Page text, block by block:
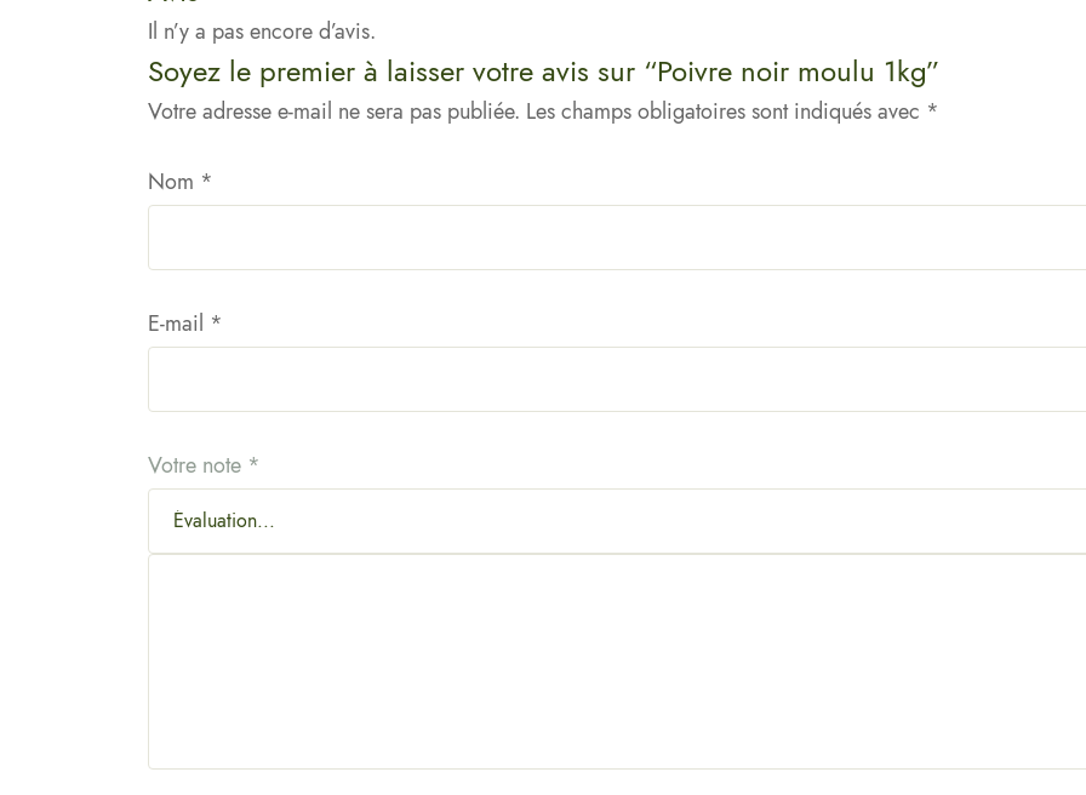
Il n’y a pas encore d’avis.
Soyez le premier à laisser votre avis sur “Poivre noir moulu 1kg”
Votre adresse e-mail ne sera pas publiée. Les champs obligatoires sont indiqués avec *
Nom *
E-mail *
Votre note *